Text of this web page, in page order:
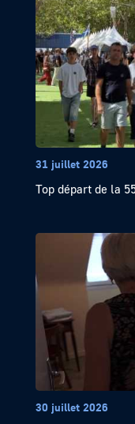
31 juillet 2026
Top départ de la
30 juillet 2026